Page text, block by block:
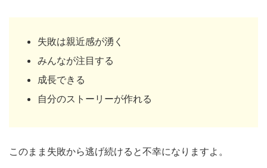
失敗は親近感が湧く
みんなが注目する
成長できる
自分のストーリーが作れる
このまま失敗から逃げ続けると不幸になりますよ。